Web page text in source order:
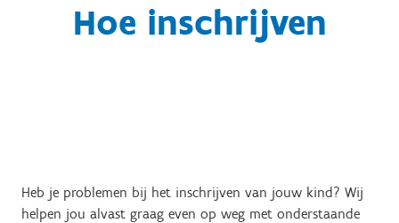
Hoe inschrijven
Heb je problemen bij het inschrijven van jouw kind? Wij
helpen jou alvast graag even op weg met onderstaande